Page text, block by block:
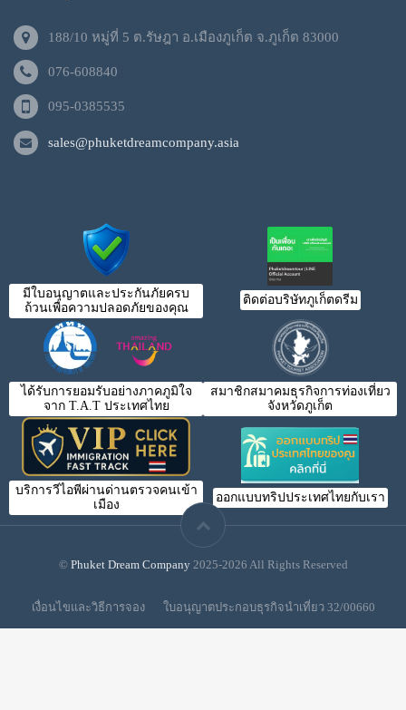
188/10 หมู่ที่ 5 ต.รัษฎา อ.เมืองภูเก็ต จ.ภูเก็ต 83000
076-608840
095-0385535
sales@phuketdreamcompany.asia
มีใบอนุญาตและประกันภัยครบ
ถ้วนเพื่อความปลอดภัยของคุณ
ติดต่อบริษัทภูเก็ตดรีม
ได้รับการยอมรับอย่างภาคภูมิใจ
จาก T.A.T ประเทศไทย
สมาชิกสมาคมธุรกิจการท่องเที่ยว
จังหวัดภูเก็ต
บริการวีไอพีผ่านด่านตรวจคนเข้า
เมือง
ออกแบบทริปประเทศไทยกับเรา
© Phuket Dream Company2025-2026 All Rights Reserved
เงื่อนไขและวิธีการจอง ใบอนุญาตประกอบธุรกิจนำเที่ยว 32/00660